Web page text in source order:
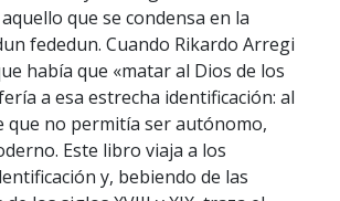
que se condensa en la
fededun. Cuando Rikardo Arregi
había que «matar al Dios de los
a esa estrecha identificación: al
que no permitía ser autónomo,
Este libro viaja a los
y, bebiendo de las